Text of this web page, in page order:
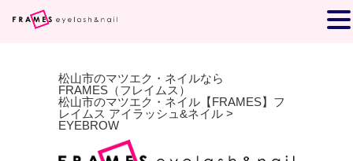
松山市のマツエク・ネイルなら
FRAMES（フレイムス）
松山市のマツエク・ネイル【FRAMES】フ
レイムス アイラッシュ&ネイル >
EYEBROW